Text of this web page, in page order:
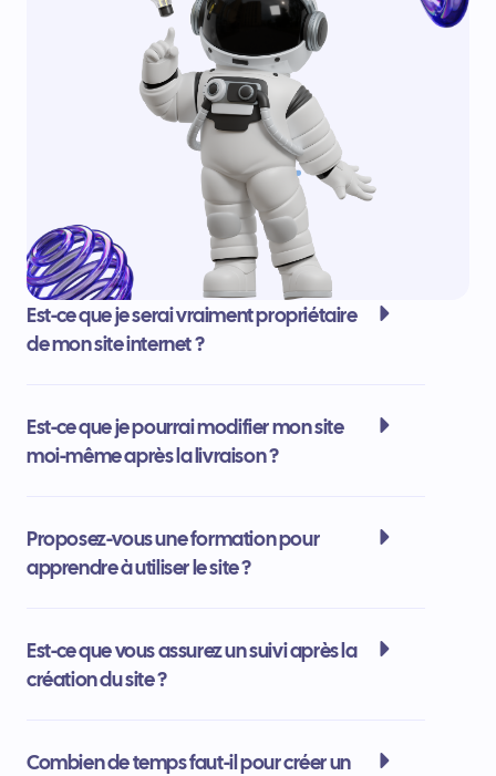
Est-ce que je serai vraiment propriétaire
de mon site internet ?
Est-ce que je pourrai modifier mon site
moi-même après la livraison ?
Proposez-vous une formation pour
apprendre à utiliser le site ?
Est-ce que vous assurez un suivi après la
création du site ?
Combien de temps faut-il pour créer un